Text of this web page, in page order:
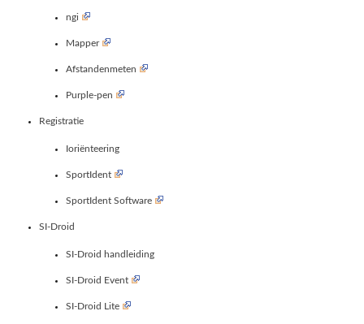
ngi
Mapper
Afstandenmeten
Purple-pen
Registratie
Ioriënteering
SportIdent
SportIdent Software
SI-Droid
SI-Droid handleiding
SI-Droid Event
SI-Droid Lite